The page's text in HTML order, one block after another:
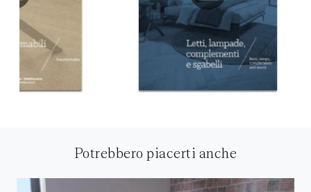
Potrebbero piacerti anche